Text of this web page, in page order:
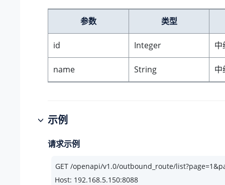
参数 类型
id Integer 中
name String 中
示例
请求示例
Host: 192.168.5.150:8088